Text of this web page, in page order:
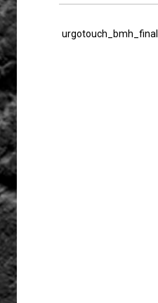
Post
Previous
urgotouch_bmh_final